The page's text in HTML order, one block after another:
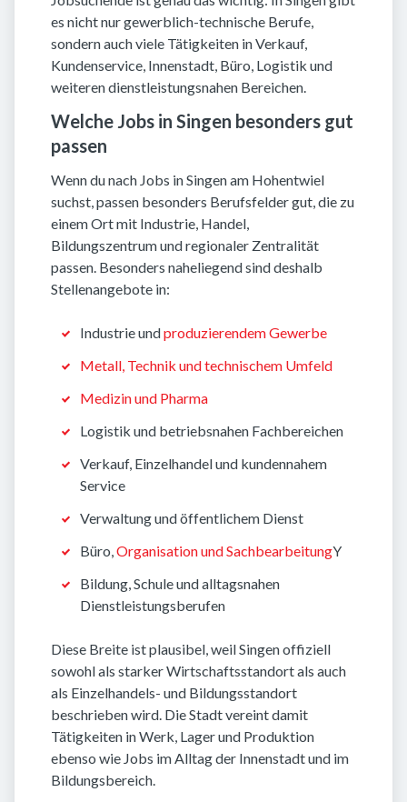
es nicht nur gewerblich-technische Berufe,
sondern auch viele Tätigkeiten in Verkauf,
Kundenservice, Innenstadt, Büro, Logistik und
weiteren dienstleistungsnahen Bereichen.
Welche Jobs in Singen besonders gut
passen
Wenn du nach Jobs in Singen am Hohentwiel
suchst, passen besonders Berufsfelder gut, die zu
einem Ort mit Industrie, Handel,
Bildungszentrum und regionaler Zentralität
passen. Besonders naheliegend sind deshalb
Stellenangebote in:
Industrie undproduzierendem Gewerbe
Metall, Technik und technischem Umfeld
Medizin und Pharma
Logistik und betriebsnahen Fachbereichen
Verkauf, Einzelhandel und kundennahem
Service
Verwaltung und öffentlichem Dienst
Büro,Organisation und SachbearbeitungY
Bildung, Schule und alltagsnahen
Dienstleistungsberufen
Diese Breite ist plausibel, weil Singen offiziell
sowohl als starker Wirtschaftsstandort als auch
als Einzelhandels- und Bildungsstandort
beschrieben wird. Die Stadt vereint damit
Tätigkeiten in Werk, Lager und Produktion
ebenso wie Jobs im Alltag der Innenstadt und im
Bildungsbereich.